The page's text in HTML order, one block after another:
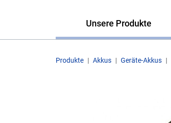
Unsere Produkte
Produkte Akkus Geräte-Akkus